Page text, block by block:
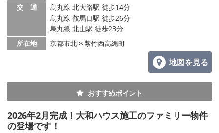
交 通
烏丸線 北大路駅 徒歩14分
烏丸線 鞍馬口駅 徒歩26分
烏丸線 北山駅 徒歩23分
所在地
京都市北区紫竹西高縄町
地図を見る
おすすめポイント
2026年2月完成！大和ハウス施工のファミリー物件
の登場です！